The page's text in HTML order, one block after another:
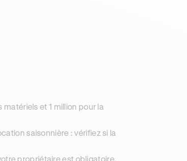
et 1 million pour la
saisonnière : vérifiez si la
propriétaire est obligatoire,